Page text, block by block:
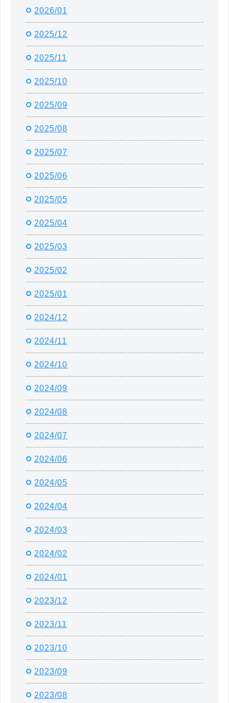
2026/01
2025/12
2025/11
2025/10
2025/09
2025/08
2025/07
2025/06
2025/05
2025/04
2025/03
2025/02
2025/01
2024/12
2024/11
2024/10
2024/09
2024/08
2024/07
2024/06
2024/05
2024/04
2024/03
2024/02
2024/01
2023/12
2023/11
2023/10
2023/09
2023/08